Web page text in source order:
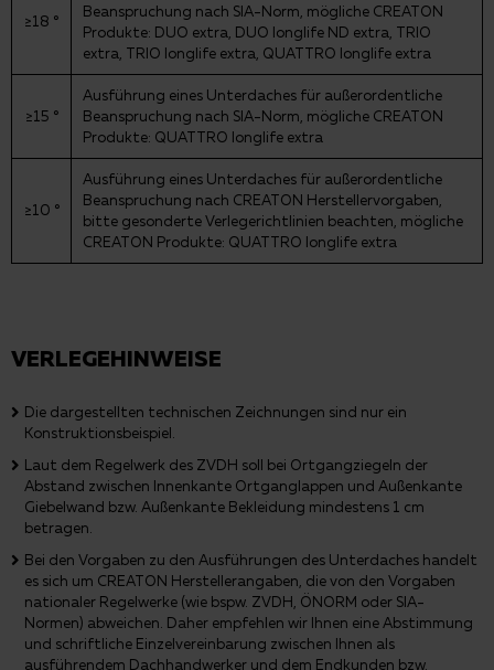
≥18 °
Beanspruchung nach SIA-Norm, mögliche CREATON
Produkte: DUO extra, DUO longlife ND extra, TRIO
extra, TRIO longlife extra, QUATTRO longlife extra
≥15 °
Ausführung eines Unterdaches für außerordentliche
Beanspruchung nach SIA-Norm, mögliche CREATON
Produkte: QUATTRO longlife extra
≥10 °
Ausführung eines Unterdaches für außerordentliche
Beanspruchung nach CREATON Herstellervorgaben,
bitte gesonderte Verlegerichtlinien beachten, mögliche
CREATON Produkte: QUATTRO longlife extra
VERLEGEHINWEISE
Die dargestellten technischen Zeichnungen sind nur ein
Konstruktionsbeispiel.
Laut dem Regelwerk des ZVDH soll bei Ortgangziegeln der
Abstand zwischen Innenkante Ortganglappen und Außenkante
Giebelwand bzw. Außenkante Bekleidung mindestens 1 cm
betragen.
Bei den Vorgaben zu den Ausführungen des Unterdaches handelt
es sich um CREATON Herstellerangaben, die von den Vorgaben
nationaler Regelwerke (wie bspw. ZVDH, ÖNORM oder SIA-
Normen) abweichen. Daher empfehlen wir Ihnen eine Abstimmung
und schriftliche Einzelvereinbarung zwischen Ihnen als
ausführendem Dachhandwerker und dem Endkunden bzw.